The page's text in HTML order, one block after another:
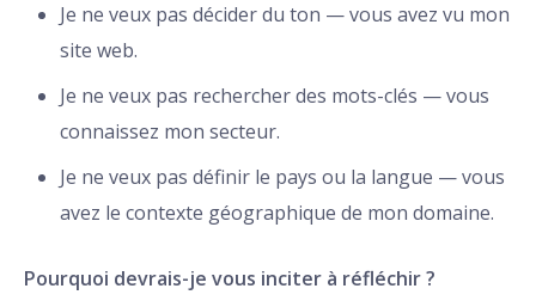
Je ne veux pas décider du ton — vous avez vu mon
site web.
Je ne veux pas rechercher des mots-clés — vous
connaissez mon secteur.
Je ne veux pas définir le pays ou la langue — vous
avez le contexte géographique de mon domaine.
Pourquoi devrais-je vous inciter à réfléchir ?